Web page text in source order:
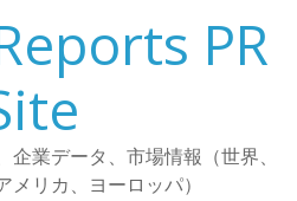
PR
業データ、市場情報（世界、
メリカ、ヨーロッパ）